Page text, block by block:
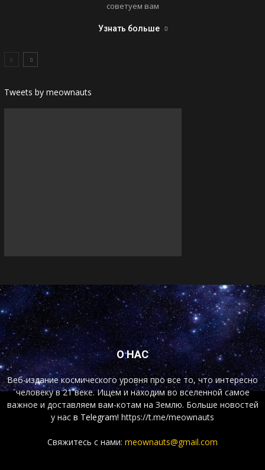
советуем вам
Узнать больше
Tweets by meownauts
О НАС
Веб-издание космического уровня про все то, что интересно
человеку в 21 веке. Ищем и находим во вселенной самое
важное и доставляем вам-котам на Землю. Больше новостей
у нас в Telegram! https://t.me/meownauts
Свяжитесь с нами: meownauts@gmail.com